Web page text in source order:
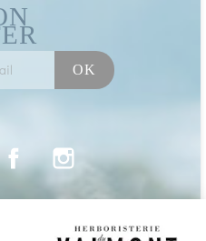
Facebook